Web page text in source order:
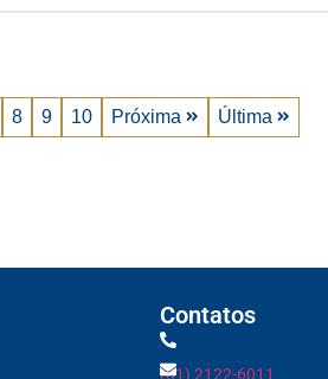
8 9 10 Próxima Última
Contatos
(81) 2122-6011